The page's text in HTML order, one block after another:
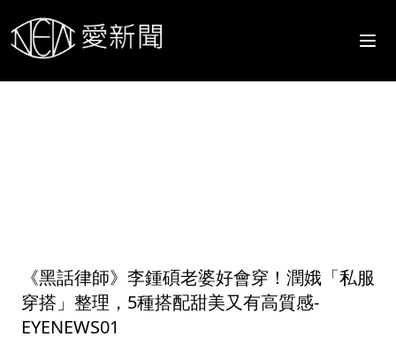
《黑話律師》李鍾碩老婆好會穿！潤娥「私服
穿搭」整理，5種搭配甜美又有高質感-
EYENEWS01